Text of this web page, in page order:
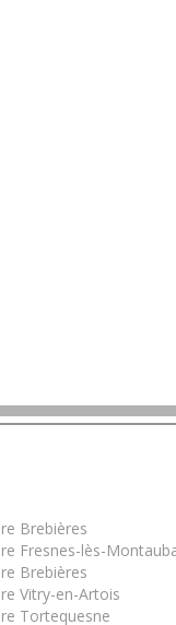
Brebières
Fresnes-lès-
Brebières
Vitry-en-Artois
Tortequesne